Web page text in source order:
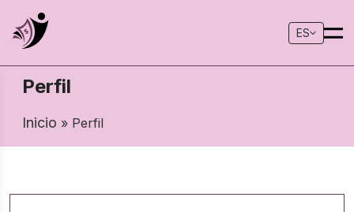
ES
Perfil
Inicio » Perfil